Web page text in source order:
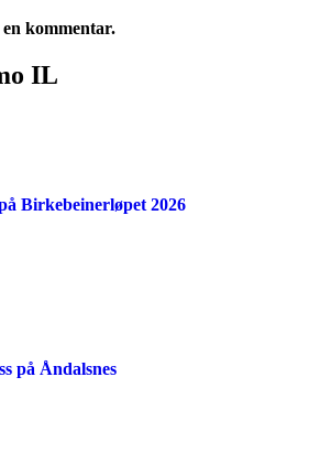
kommentar.
IL
Birkebeinerløpet 2026
på Åndalsnes